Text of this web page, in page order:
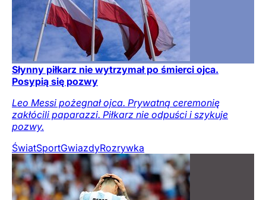
Słynny piłkarz nie wytrzymał po śmierci ojca.
Posypią się pozwy
Leo Messi pożegnał ojca. Prywatną ceremonię
zakłócili paparazzi. Piłkarz nie odpuści i szykuje
pozwy.
ŚwiatSportGwiazdyRozrywka